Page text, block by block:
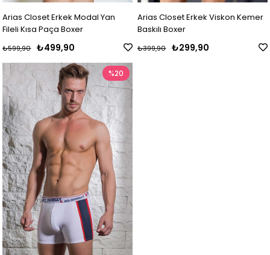
Arias Closet Erkek Modal Yan
Fileli Kısa Paça Boxer
₺499,90
₺599,90
Arias Closet Erkek Viskon Kemer
Baskılı Boxer
₺299,90
₺399,90
%20